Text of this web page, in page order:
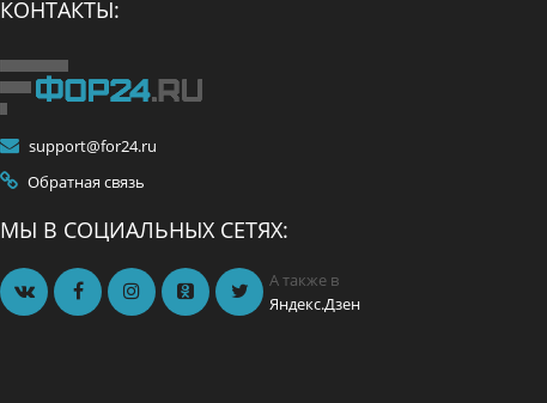
КОНТАКТЫ:
support@for24.ru
Обратная связь
МЫ В СОЦИАЛЬНЫХ СЕТЯХ:
А также в
Яндекс.Дзен